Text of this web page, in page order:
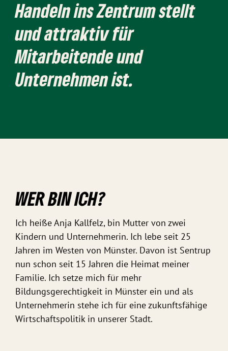
Handeln ins Zentrum stellt
und attraktiv für
Mitarbeitende und
Unternehmen ist.
WER BIN ICH?
Ich heiße Anja Kallfelz, bin Mutter von zwei
Kindern und Unternehmerin. Ich lebe seit 25
Jahren im Westen von Münster. Davon ist Sentrup
nun schon seit 15 Jahren die Heimat meiner
Familie. Ich setze mich für mehr
Bildungsgerechtigkeit in Münster ein und als
Unternehmerin stehe ich für eine zukunftsfähige
Wirtschaftspolitik in unserer Stadt.